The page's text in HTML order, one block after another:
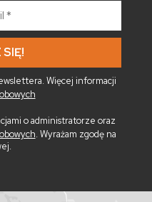
Więcej informacji
o administratorze oraz
. Wyrażam zgodę na